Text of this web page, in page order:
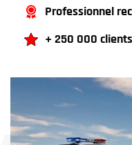
Professionnel
+ 250 000